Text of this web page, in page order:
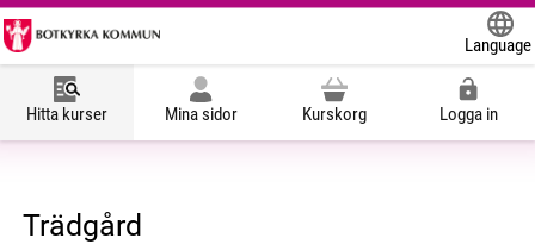
Language
Hitta kurser Mina sidor Kurskorg Logga in
Trädgård